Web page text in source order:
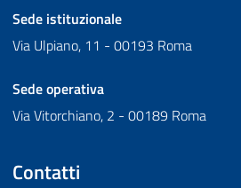
Sede istituzionale
Via Ulpiano, 11 - 00193 Roma
Sede operativa
Via Vitorchiano, 2 - 00189 Roma
Contatti